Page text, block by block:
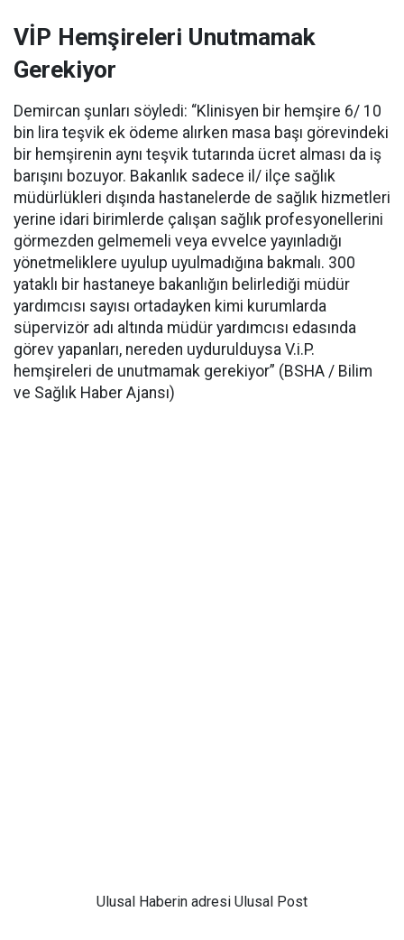
VİP Hemşireleri Unutmamak
Gerekiyor
Demircan şunları söyledi: “Klinisyen bir hemşire 6/ 10
bin lira teşvik ek ödeme alırken masa başı görevindeki
bir hemşirenin aynı teşvik tutarında ücret alması da iş
barışını bozuyor. Bakanlık sadece il/ ilçe sağlık
müdürlükleri dışında hastanelerde de sağlık hizmetleri
yerine idari birimlerde çalışan sağlık profesyonellerini
görmezden gelmemeli veya evvelce yayınladığı
yönetmeliklere uyulup uyulmadığına bakmalı. 300
yataklı bir hastaneye bakanlığın belirlediği müdür
yardımcısı sayısı ortadayken kimi kurumlarda
süpervizör adı altında müdür yardımcısı edasında
görev yapanları, nereden uydurulduysa V.i.P.
hemşireleri de unutmamak gerekiyor” (BSHA / Bilim
ve Sağlık Haber Ajansı)
Ulusal Haberin adresi Ulusal Post